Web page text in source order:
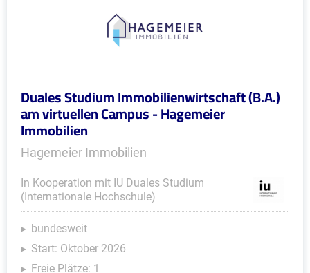
Duales Studium Immobilienwirtschaft (B.A.)
am virtuellen Campus - Hagemeier
Immobilien
Hagemeier Immobilien
In Kooperation mit IU Duales Studium
(Internationale Hochschule)
bundesweit
Start: Oktober 2026
Freie Plätze: 1